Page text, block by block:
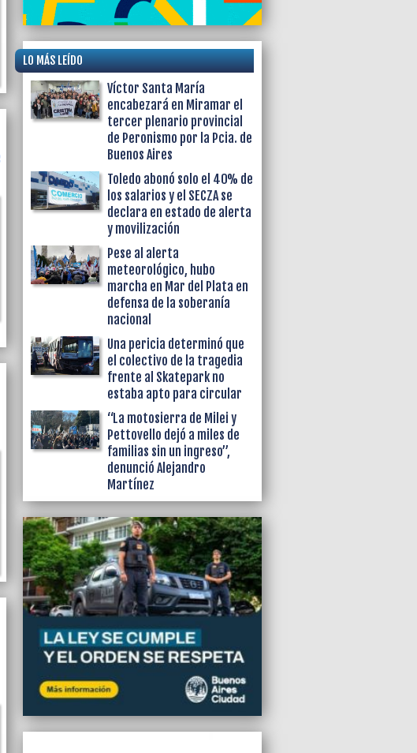
LO MÁS LEÍDO
Víctor Santa María
encabezará en Miramar el
tercer plenario provincial
de Peronismo por la Pcia. de
Buenos Aires
Toledo abonó solo el 40% de
los salarios y el SECZA se
declara en estado de alerta
y movilización
Pese al alerta
meteorológico, hubo
marcha en Mar del Plata en
defensa de la soberanía
nacional
Una pericia determinó que
el colectivo de la tragedia
frente al Skatepark no
estaba apto para circular
“La motosierra de Milei y
Pettovello dejó a miles de
familias sin un ingreso”,
denunció Alejandro
Martínez